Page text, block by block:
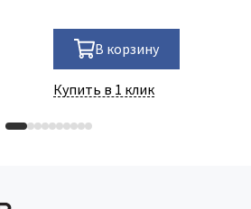
В корзину
Купить в 1 клик